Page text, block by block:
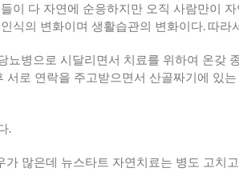
이 다 자연에 순응하지만 오직 사람만이
식의 변화이며 생활습관의 변화이다. 따라
뇨병으로 시달리면서 치료를 위하여 온갖
서로 연락을 주고받으면서 산골짜기에 있
.
많은데 뉴스타트 자연치료는 병도 고치